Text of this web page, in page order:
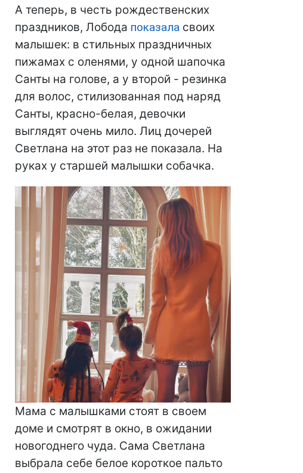
А теперь, в честь рождественских
праздников, Лобода показала своих
малышек: в стильных праздничных
пижамах с оленями, у одной шапочка
Санты на голове, а у второй - резинка
для волос, стилизованная под наряд
Санты, красно-белая, девочки
выглядят очень мило. Лиц дочерей
Светлана на этот раз не показала. На
руках у старшей малышки собачка.
Мама с малышками стоят в своем
доме и смотрят в окно, в ожидании
новогоднего чуда. Сама Светлана
выбрала себе белое короткое пальто